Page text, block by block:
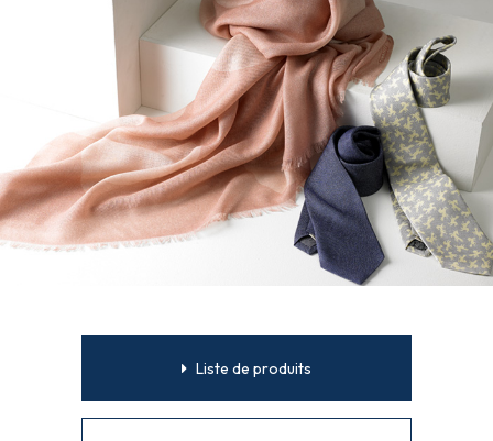
Liste de produits